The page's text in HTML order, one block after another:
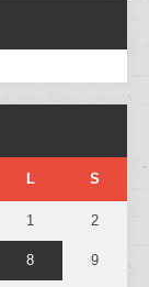
L S
1 2
8 9